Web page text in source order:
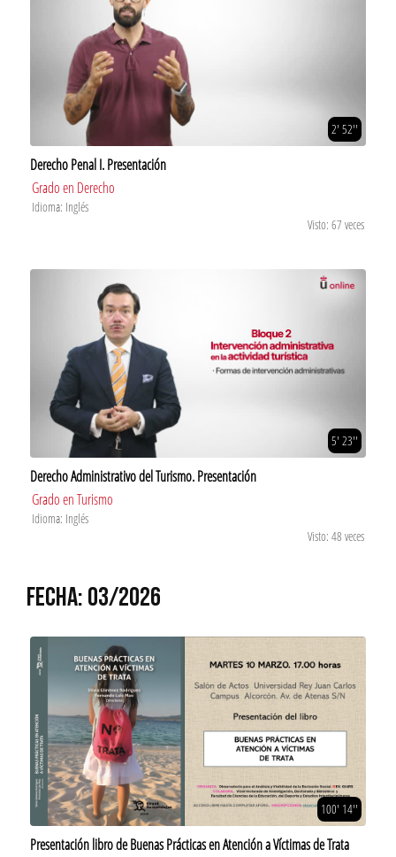
2' 52''
Derecho Penal I. Presentación
Grado en Derecho
Idioma: Inglés
Visto: 67 veces
5' 23''
Derecho Administrativo del Turismo. Presentación
Grado en Turismo
Idioma: Inglés
Visto: 48 veces
FECHA: 03/2026
100' 14''
Presentación libro de Buenas Prácticas en Atención a Víctimas de Trata